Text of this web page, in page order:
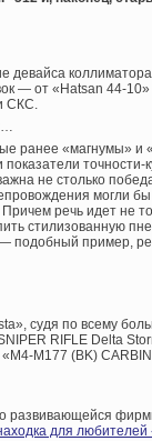
девайса
— от «Hatsan 44-
СКС.
ранее «магнумы» и
не столько
могли
Причем речь идет не
стилизованную
подобный пример,
судя по всему
RIFLE Delta
M177 (BK)
развивающейся
для любителей